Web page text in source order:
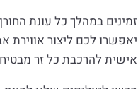
זמינים במהלך כל עונת
יאפשרו לכם ליצור אווירת
אישית להרכבת כל זר